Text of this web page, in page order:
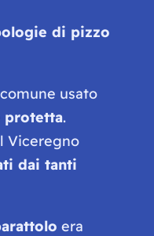
di pizzo
usato
protetta.
Viceregno
dai tanti
era